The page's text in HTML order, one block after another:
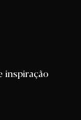
inspiração